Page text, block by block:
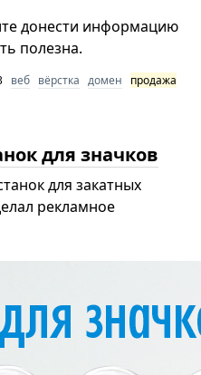
донести информацию
полезна.
веб вёрстка домен продажа
для значков
для закатных
рекламное